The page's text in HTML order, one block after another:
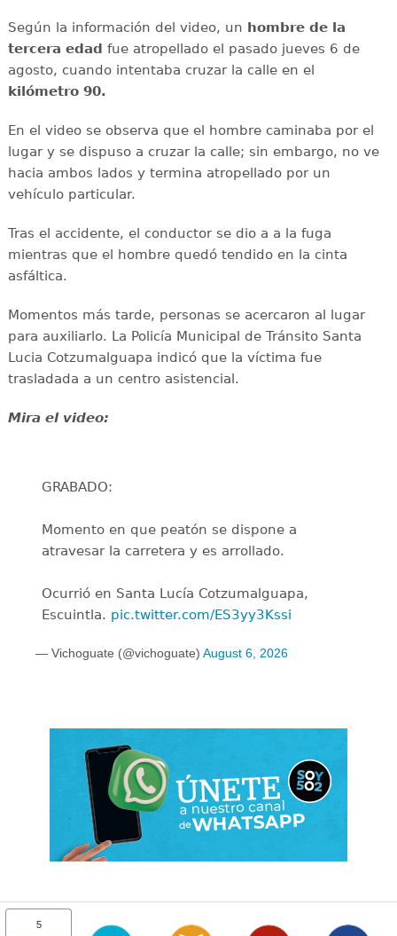
Según la información del video, un hombre de la
tercera edad fue atropellado el pasado jueves 6 de
agosto, cuando intentaba cruzar la calle en el
kilómetro 90.
En el video se observa que el hombre caminaba por el
lugar y se dispuso a cruzar la calle; sin embargo, no ve
hacia ambos lados y termina atropellado por un
vehículo particular.
Tras el accidente, el conductor se dio a a la fuga
mientras que el hombre quedó tendido en la cinta
asfáltica.
Momentos más tarde, personas se acercaron al lugar
para auxiliarlo. La Policía Municipal de Tránsito Santa
Lucia Cotzumalguapa indicó que la víctima fue
trasladada a un centro asistencial.
Mira el video:
GRABADO:
Momento en que peatón se dispone a
atravesar la carretera y es arrollado.
Ocurrió en Santa Lucía Cotzumalguapa,
Escuintla. pic.twitter.com/ES3yy3Kssi
— Vichoguate (@vichoguate) August 6, 2026
5